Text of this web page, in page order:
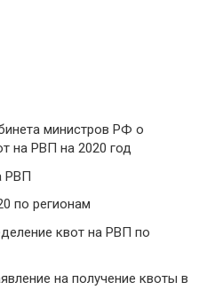
министров РФ о
на РВП на 2020 год
РВП
по регионам
квот на РВП по
на получение квоты в